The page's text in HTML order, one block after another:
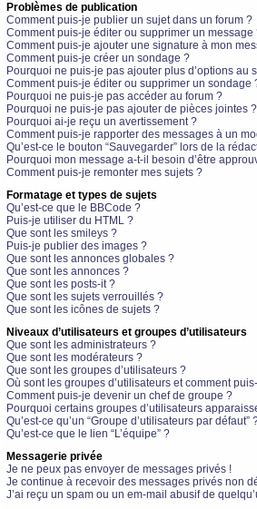
Problèmes de publication
Comment puis-je publier un sujet dans un forum ?
Comment puis-je éditer ou supprimer un message
Comment puis-je ajouter une signature à mon
Comment puis-je créer un sondage ?
Pourquoi ne puis-je pas ajouter plus d’options au
Comment puis-je éditer ou supprimer un sondage
Pourquoi ne puis-je pas accéder au forum ?
Pourquoi ne puis-je pas ajouter de pièces jointes ?
Pourquoi ai-je reçu un avertissement ?
Comment puis-je rapporter des messages à un
Qu’est-ce le bouton “Sauvegarder” lors de la
Pourquoi mon message a-t-il besoin d’être
Comment puis-je remonter mes sujets ?
Formatage et types de sujets
Qu’est-ce que le BBCode ?
Puis-je utiliser du HTML ?
Que sont les smileys ?
Puis-je publier des images ?
Que sont les annonces globales ?
Que sont les annonces ?
Que sont les posts-it ?
Que sont les sujets verrouillés ?
Que sont les icônes de sujets ?
Niveaux d’utilisateurs et groupes d’utilisateurs
Que sont les administrateurs ?
Que sont les modérateurs ?
Que sont les groupes d’utilisateurs ?
Où sont les groupes d’utilisateurs et comment
Comment puis-je devenir un chef de groupe ?
Pourquoi certains groupes d’utilisateurs
Qu’est-ce qu’un “Groupe d’utilisateurs par défaut”
Qu’est-ce que le lien “L’équipe” ?
Messagerie privée
Je ne peux pas envoyer de messages privés !
Je continue à recevoir des messages privés non
J’ai reçu un spam ou un em-mail abusif de